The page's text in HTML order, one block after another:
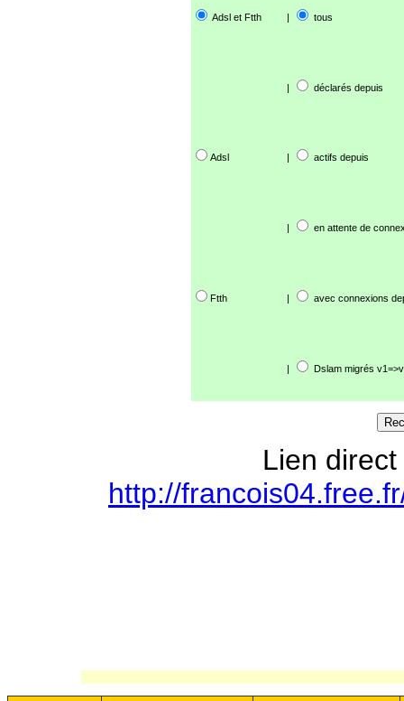
Adsl et Ftth | tous
| déclarés depuis
Adsl | actifs depuis
| en attente de
Ftth | avec connexions
| Dslam migrés
Lien
http://